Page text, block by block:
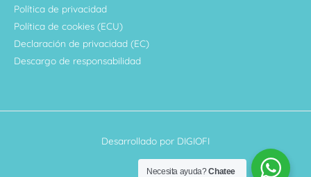
Política de privacidad
Política de cookies (ECU)
Declaración de privacidad (EC)
Descargo de responsabilidad
Desarrollado por DIGIOFI
Necesita ayuda?Chatee